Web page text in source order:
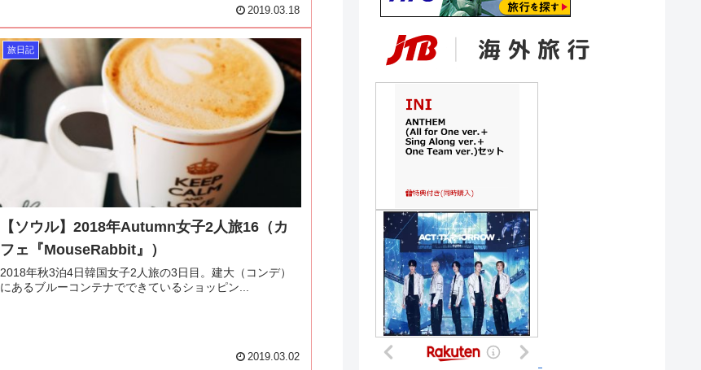
2019.03.18
旅日記
【ソウル】2018年Autumn女子2人旅16（カ
フェ『MouseRabbit』）
2018年秋3泊4日韓国女子2人旅の3日目。建大（コンデ）
にあるブルーコンテナでできているショッピン...
2019.03.02